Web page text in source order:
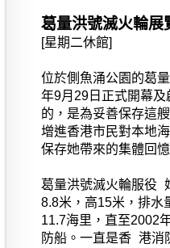
葛量洪號滅火輪展
[星期二休館]
位於側魚涌公園的葛
年9月29日正式開幕及
的，是為妥善保存這
增進香港市民對本地
保存她帶來的集體回憶
葛量洪號滅火輪服役
8.8米，高15米，排水
11.7海里，直至2002
防船。一直是香 港消